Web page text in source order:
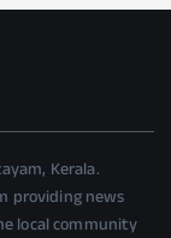
Kerala.
providing news
local community